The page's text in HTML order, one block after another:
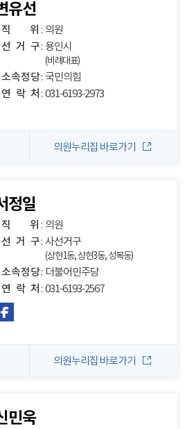
유선
직 위
: 의원
선 거 구: 용인시
(비례대표)
소속정당: 국민의힘
연 락 처 : 031-6193-2973
의원누리집 바로가기
정일
직 위
: 의원
선 거 구: 사선거구
(상현1동, 상현3동, 성복동)
소속정당: 더불어민주당
연 락 처 : 031-6193-2567
의원누리집 바로가기
민욱